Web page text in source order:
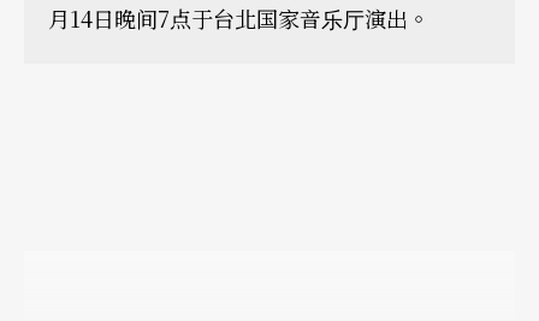
月14日晚间7点于台北国家音乐厅演出。